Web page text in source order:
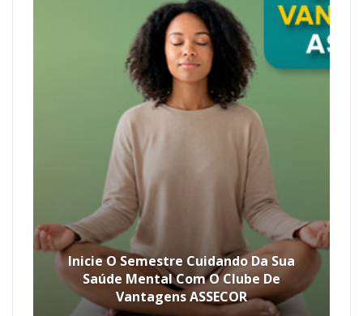
Inicie O Semestre Cuidando Da Sua
Saúde Mental Com O Clube De
Vantagens ASSECOR